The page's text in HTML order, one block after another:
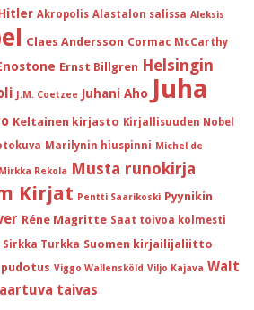
Akropolis Alastalon salissa Aleksis
Claes Andersson Cormac McCarthy
Ernst Billgren Helsingin
J.M. Coetzee Juhani Aho Juha
Keltainen kirjasto Kirjallisuuden Nobel
Marilynin hiuspinni Michel de
Mirkka Rekola Musta runokirja
Kirjat Pentti Saarikoski Pyynikin
Réne Magritte Saat toivoa kolmesti
Sirkka Turkka Suomen kirjailijaliitto
pudotus Viggo Wallensköld Viljo Kajava Walt
taivas